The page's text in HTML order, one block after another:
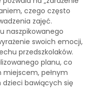
czego często
zajęć.
naszpikowanego
swoich emocji,
przedszkolaków.
planu, co
pełnym
dzieci bawiących się